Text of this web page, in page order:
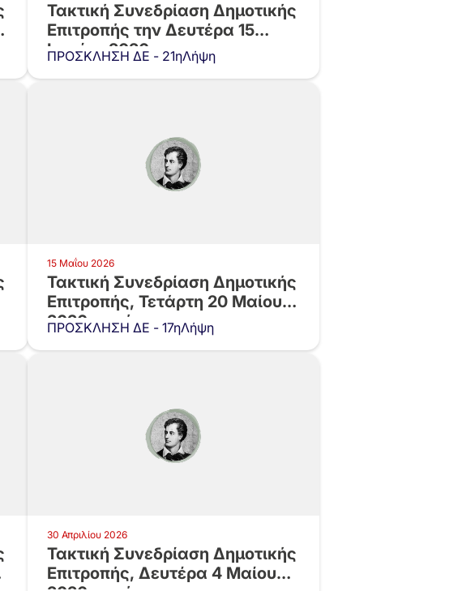
Τακτική Συνεδρίαση Δημοτικής
Επιτροπής την Δευτέρα 15
Ιουνίου 2026 και…
ΠΡΟΣΚΛΗΣΗ ΔΕ - 21ηΛήψη
15 Μαΐου 2026
Τακτική Συνεδρίαση Δημοτικής
Επιτροπής, Τετάρτη 20 Μαίου
2026 και ώρα…
ΠΡΟΣΚΛΗΣΗ ΔΕ - 17ηΛήψη
30 Απριλίου 2026
Τακτική Συνεδρίαση Δημοτικής
Επιτροπής, Δευτέρα 4 Μαίου